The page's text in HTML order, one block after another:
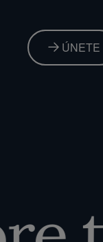
ÚNETE